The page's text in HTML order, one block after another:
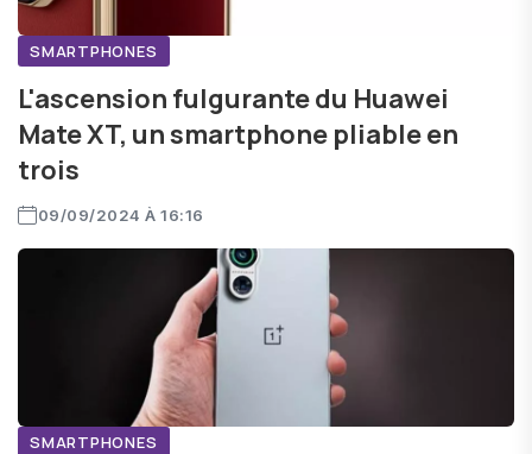
SMARTPHONES
L'ascension fulgurante du Huawei
Mate XT, un smartphone pliable en
trois
09/09/2024 À 16:16
SMARTPHONES